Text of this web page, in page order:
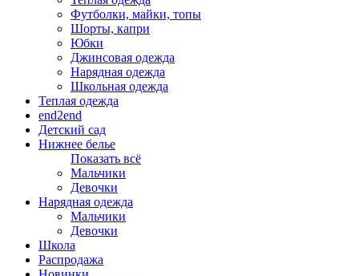
Футболки, майки, топы
Шорты, капри
Юбки
Джинсовая одежда
Нарядная одежда
Школьная одежда
Теплая одежда
end2end
Детский сад
Нижнее белье
Показать всё
Мальчики
Девочки
Нарядная одежда
Мальчики
Девочки
Школа
Распродажа